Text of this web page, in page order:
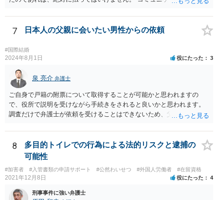
ん。 預かって欲しいお金を送るなどというのは虚言であり、単にあな
たから金銭を詐取しようとしている可能性が高いです。 間に合えばよ
7 日本人の父親に会いたい男性からの依頼
#国際結婚
2024年8月1日 役にたった 3
泉 亮介 弁護士
ご自身で戸籍の附票について取得することが可能かと思われますの
で、役所で説明を受けながら手続きをされると良いかと思われます。
調査だけで弁護士が依頼を受けることはできないため、父親に対して
ょう。
8
多目的トイレでの行為による法的リスクと逮捕の
可能性
#加害者 #入管書類の申請サポート #公然わいせつ #外国人労働者 #在留資格
2021年12月8日 役にたった 4
刑事事件に強い弁護士